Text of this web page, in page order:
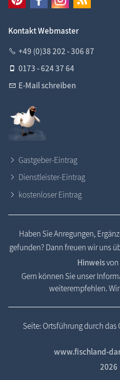
Kontakt Webmaster
+49 (0)38 202 - 306 87
0173 - 624 37 64
E-Mail schreiben
Gastgeber-Eintrag
Dienstleister-Eintrag
kostenloser Eintrag
Haben Sie Anregungen,
gefunden? Dann freuen wir uns
Hinweis
Gern können Sie unser
weiterempfehlen.
Seite: Ortsführung durch das
www.fischland-
2026